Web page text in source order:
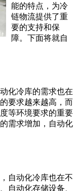
能的特点，为冷
链物流提供了重
要的支持和保
障。下面将就自
化冷库的需求也在
要求越来越高，而
等环境要求的重要
需求增加，自动化
自动化冷库也在不
自动化存储设备、